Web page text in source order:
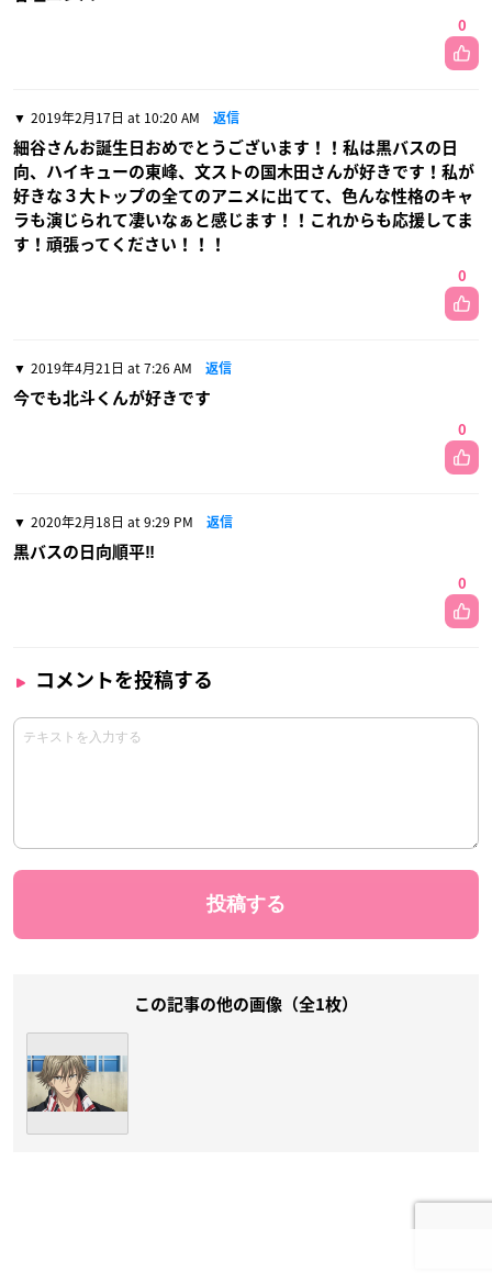
0
2019年2月17日 at 10:20 AM 返信
細谷さんお誕生日おめでとうございます！！私は黒バスの日
向、ハイキューの東峰、文ストの国木田さんが好きです！私が
好きな３大トップの全てのアニメに出てて、色んな性格のキャ
ラも演じられて凄いなぁと感じます！！これからも応援してま
す！頑張ってください！！！
0
2019年4月21日 at 7:26 AM 返信
今でも北斗くんが好きです
0
2020年2月18日 at 9:29 PM 返信
黒バスの日向順平‼️
0
コメントを投稿する
この記事の他の画像（全1枚）